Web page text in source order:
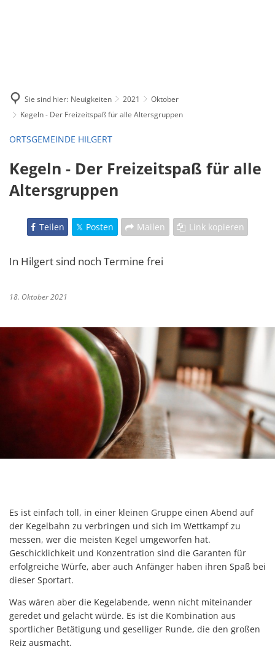
Sie sind hier: Neuigkeiten 2021
Oktober
Kegeln - Der Freizeitspaß für alle Altersgruppen
ORTSGEMEINDE HILGERT
Kegeln - Der Freizeitspaß für alle
Altersgruppen
Teilen Posten Mailen Link kopieren
In Hilgert sind noch Termine frei
18. Oktober 2021
Es ist einfach toll, in einer kleinen Gruppe einen Abend auf
der Kegelbahn zu verbringen und sich im Wettkampf zu
messen, wer die meisten Kegel umgeworfen hat.
Geschicklichkeit und Konzentration sind die Garanten für
erfolgreiche Würfe, aber auch Anfänger haben ihren Spaß bei
dieser Sportart.
Was wären aber die Kegelabende, wenn nicht miteinander
geredet und gelacht würde. Es ist die Kombination aus
sportlicher Betätigung und geselliger Runde, die den großen
Reiz ausmacht.